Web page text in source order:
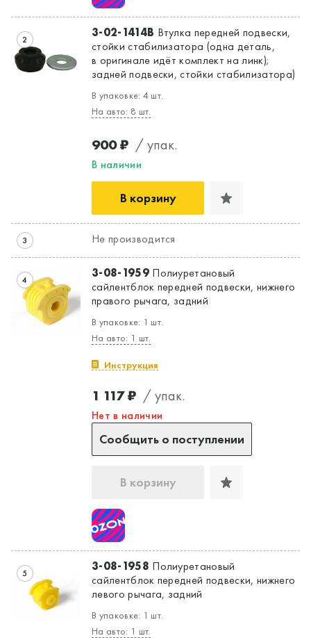
2 3-02-1414B Втулка передней подвески,
стойки стабилизатора (одна деталь,
в оригинале идёт комплект на линк);
задней подвески, стойки стабилизатора)
В упаковке: 4 шт.
На авто: 8 шт.
900 ₽ / упак.
В наличии
В корзину
3 Не производится
4 3-08-1959Полиуретановый
сайлентблок передней подвески, нижнего
правого рычага, задний
В упаковке: 1 шт.
На авто: 1 шт.
Инструкция
1 117 ₽ / упак.
Нет в наличии
Сообщить о поступлении
В корзину
5 3-08-1958 Полиуретановый
сайлентблок передней подвески, нижнего
левого рычага, задний
В упаковке: 1 шт.
На авто: 1 шт.